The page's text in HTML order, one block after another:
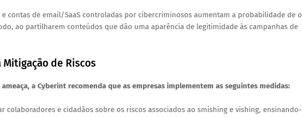
e contas de email/SaaS controladas por cibercriminosos aumentam a probabilidade de
ao partilharem conteúdos que dão uma aparência de legitimidade às campanhas de
de Riscos
a Cyberint recomenda que as empresas implementem as seguintes medidas:
colaboradores e cidadãos sobre os riscos associados ao smishing e vishing,